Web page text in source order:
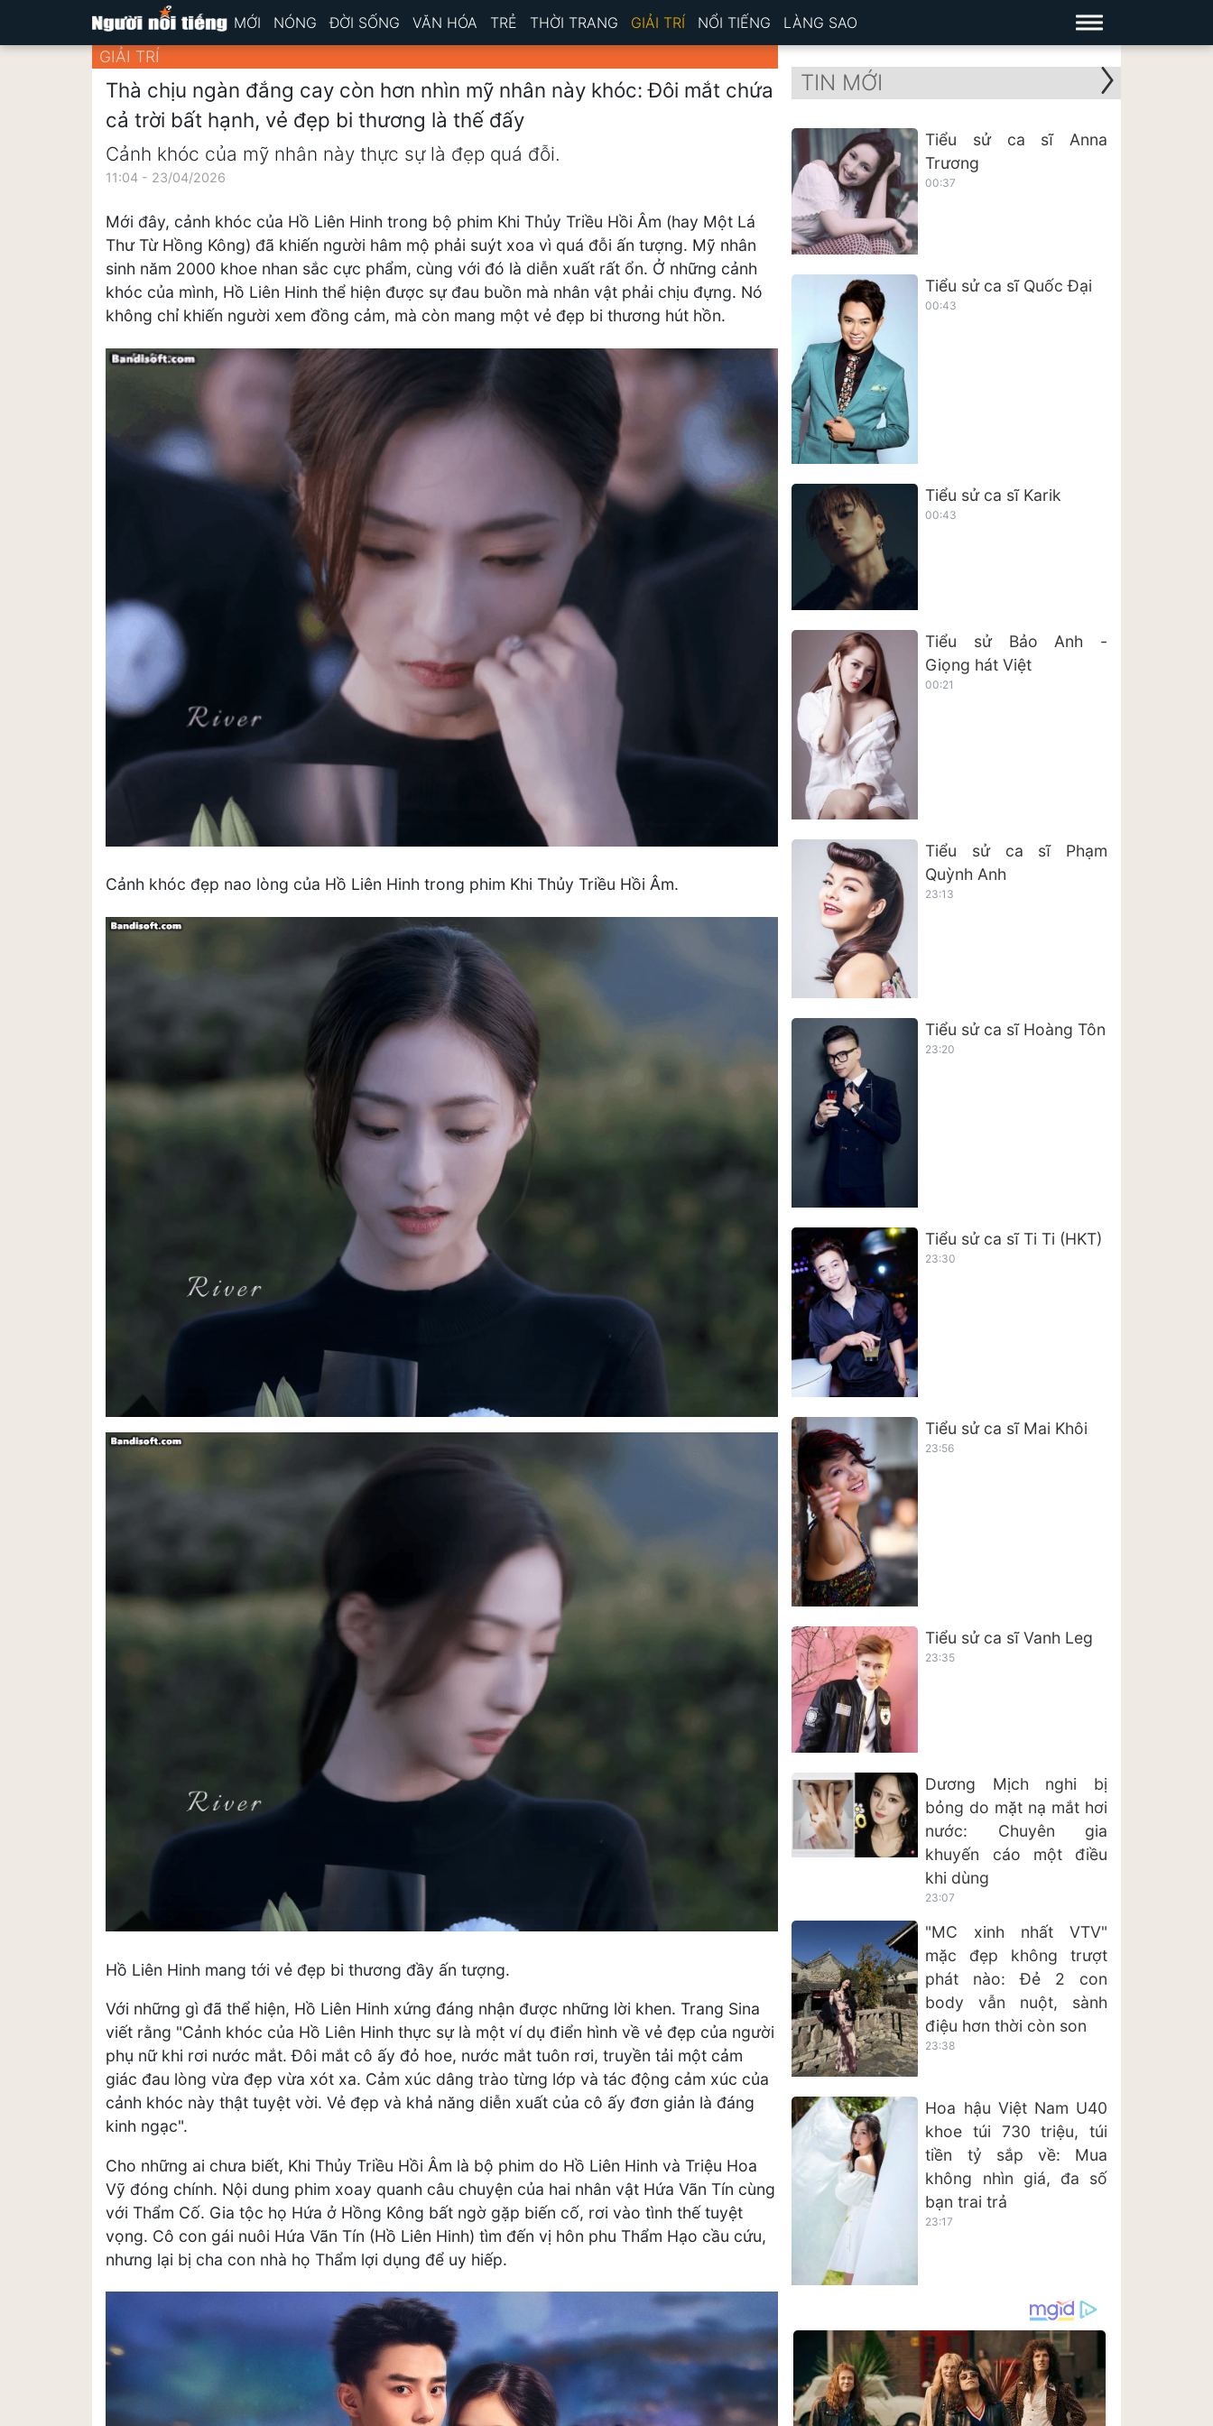
MỚI NÓNG ĐỜI SỐNG VĂN HÓA TRẺ THỜI TRANG GIẢI TRÍ NỔI TIẾNG LÀNG SAO
GIẢI TRÍ
Thà chịu ngàn đắng cay còn hơn nhìn mỹ nhân này khóc: Đôi mắt chứa
cả trời bất hạnh, vẻ đẹp bi thương là thế đấy
Cảnh khóc của mỹ nhân này thực sự là đẹp quá đỗi.
11:04 - 23/04/2026
Mới đây, cảnh khóc của Hồ Liên Hinh trong bộ phim Khi Thủy Triều Hồi Âm (hay Một Lá
Thư Từ Hồng Kông) đã khiến người hâm mộ phải suýt xoa vì quá đỗi ấn tượng. Mỹ nhân
sinh năm 2000 khoe nhan sắc cực phẩm, cùng với đó là diễn xuất rất ổn. Ở những cảnh
khóc của mình, Hồ Liên Hinh thể hiện được sự đau buồn mà nhân vật phải chịu đựng. Nó
không chỉ khiến người xem đồng cảm, mà còn mang một vẻ đẹp bi thương hút hồn.
Cảnh khóc đẹp nao lòng của Hồ Liên Hinh trong phim Khi Thủy Triều Hồi Âm.
Hồ Liên Hinh mang tới vẻ đẹp bi thương đầy ấn tượng.
Với những gì đã thể hiện, Hồ Liên Hinh xứng đáng nhận được những lời khen. Trang Sina
viết rằng "Cảnh khóc của Hồ Liên Hinh thực sự là một ví dụ điển hình về vẻ đẹp của người
phụ nữ khi rơi nước mắt. Đôi mắt cô ấy đỏ hoe, nước mắt tuôn rơi, truyền tải một cảm
giác đau lòng vừa đẹp vừa xót xa. Cảm xúc dâng trào từng lớp và tác động cảm xúc của
cảnh khóc này thật tuyệt vời. Vẻ đẹp và khả năng diễn xuất của cô ấy đơn giản là đáng
kinh ngạc".
Cho những ai chưa biết, Khi Thủy Triều Hồi Âm là bộ phim do Hồ Liên Hinh và Triệu Hoa
Vỹ đóng chính. Nội dung phim xoay quanh câu chuyện của hai nhân vật Hứa Vãn Tín cùng
với Thẩm Cố. Gia tộc họ Hứa ở Hồng Kông bất ngờ gặp biến cố, rơi vào tình thế tuyệt
vọng. Cô con gái nuôi Hứa Vãn Tín (Hồ Liên Hinh) tìm đến vị hôn phu Thẩm Hạo cầu cứu,
nhưng lại bị cha con nhà họ Thẩm lợi dụng để uy hiếp.
TIN MỚI
Tiểu sử ca sĩ Anna
Trương
00:37
Tiểu sử ca sĩ Quốc Đại
00:43
Tiểu sử ca sĩ Karik
00:43
Tiểu sử Bảo Anh -
Giọng hát Việt
00:21
Tiểu sử ca sĩ Phạm
Quỳnh Anh
23:13
Tiểu sử ca sĩ Hoàng Tôn
23:20
Tiểu sử ca sĩ Ti Ti (HKT)
23:30
Tiểu sử ca sĩ Mai Khôi
23:56
Tiểu sử ca sĩ Vanh Leg
23:35
Dương Mịch nghi bị
bỏng do mặt nạ mắt hơi
nước: Chuyên gia
khuyến cáo một điều
khi dùng
23:07
"MC xinh nhất VTV"
mặc đẹp không trượt
phát nào: Đẻ 2 con
body vẫn nuột, sành
điệu hơn thời còn son
23:38
Hoa hậu Việt Nam U40
khoe túi 730 triệu, túi
tiền tỷ sắp về: Mua
không nhìn giá, đa số
bạn trai trả
23:17